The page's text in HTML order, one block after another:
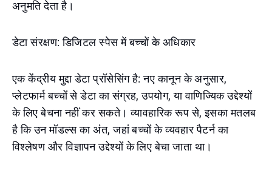
अनुमति देता है।
डेटा संरक्षण: डिजिटल स्पेस में बच्चों के अधिकार
एक केंद्रीय मुद्दा डेटा प्रॉसेसिंग है: नए कानून के अनुसार,
प्लेटफार्म बच्चों से डेटा का संग्रह, उपयोग, या वाणिज्यिक उद्देश्यों
के लिए बेचना नहीं कर सकते। व्यावहारिक रूप से, इसका मतलब
है कि उन मॉडल्स का अंत, जहां बच्चों के व्यवहार पैटर्न का
विश्लेषण और विज्ञापन उद्देश्यों के लिए बेचा जाता था।